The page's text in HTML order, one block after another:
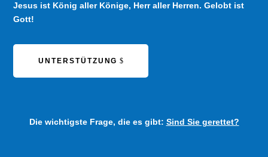
Jesus ist König aller Könige, Herr aller Herren. Gelobt ist
Gott!
UNTERSTÜTZUNG
Die wichtigste Frage, die es gibt: Sind Sie gerettet?